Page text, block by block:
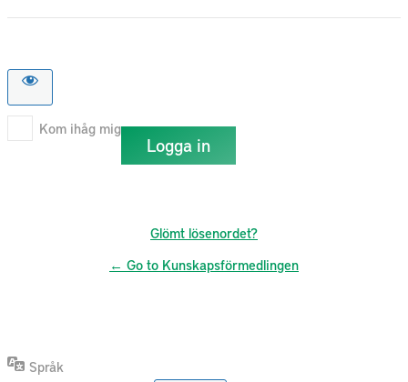
Kom ihåg mig
Glömt lösenordet?
← Go to Kunskapsförmedlingen
Språk